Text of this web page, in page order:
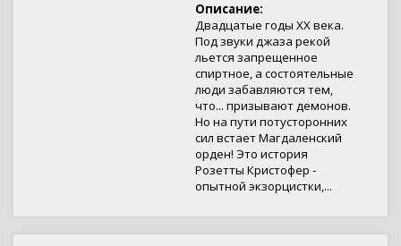
Описание:
Двадцатые годы XX века.
Под звуки джаза рекой
льется запрещенное
спиртное, а состоятельные
люди забавляются тем,
что... призывают демонов.
Но на пути потусторонних
сил встает Магдаленский
орден! Это история
Розетты Кристофер -
опытной экзорцистки,...